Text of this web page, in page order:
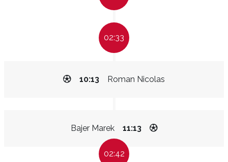
02:33
Roman Nicolas
10:13
Bajer Marek 11:13
02:42